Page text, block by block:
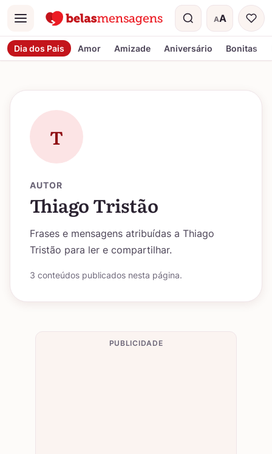
Menu AA
Tamanho do
Dia dos Pais Amor Amizade Aniversário Bonitas
T
AUTOR
Thiago Tristão
Frases e mensagens atribuídas a Thiago
Tristão para ler e compartilhar.
3 conteúdos publicados nesta página.
PUBLICIDADE